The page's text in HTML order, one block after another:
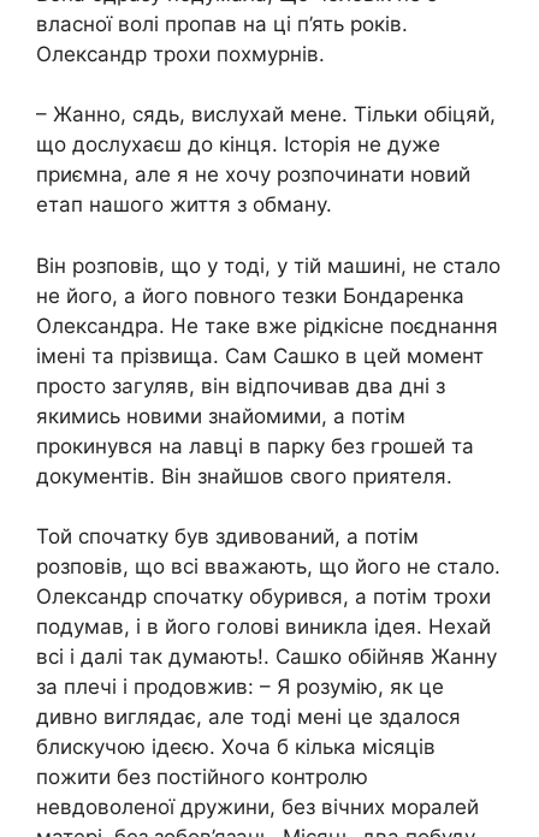
власної волі пропав на ці п’ять років.
Олександр трохи похмурнів.
– Жанно, сядь, вислухай мене. Тільки обіцяй,
що дослухаєш до кінця. Історія не дуже
приємна, але я не хочу розпочинати новий
етап нашого життя з обману.
Він розповів, що у тоді, у тій машині, не стало
не його, а його повного тезки Бондаренка
Олександра. Не таке вже рідкісне поєднання
імені та прізвища. Сам Сашко в цей момент
просто загуляв, він відпочивав два дні з
якимись новими знайомими, а потім
прокинувся на лавці в парку без грошей та
документів. Він знайшов свого приятеля.
Той спочатку був здивований, а потім
розповів, що всі вважають, що його не стало.
Олександр спочатку обурився, а потім трохи
подумав, і в його голові виникла ідея. Нехай
всі і далі так думають!. Сашко обійняв Жанну
за плечі і продовжив: – Я розумію, як це
дивно виглядає, але тоді мені це здалося
блискучою ідеєю. Хоча б кілька місяців
пожити без постійного контролю
невдоволеної дружини, без вічних моралей